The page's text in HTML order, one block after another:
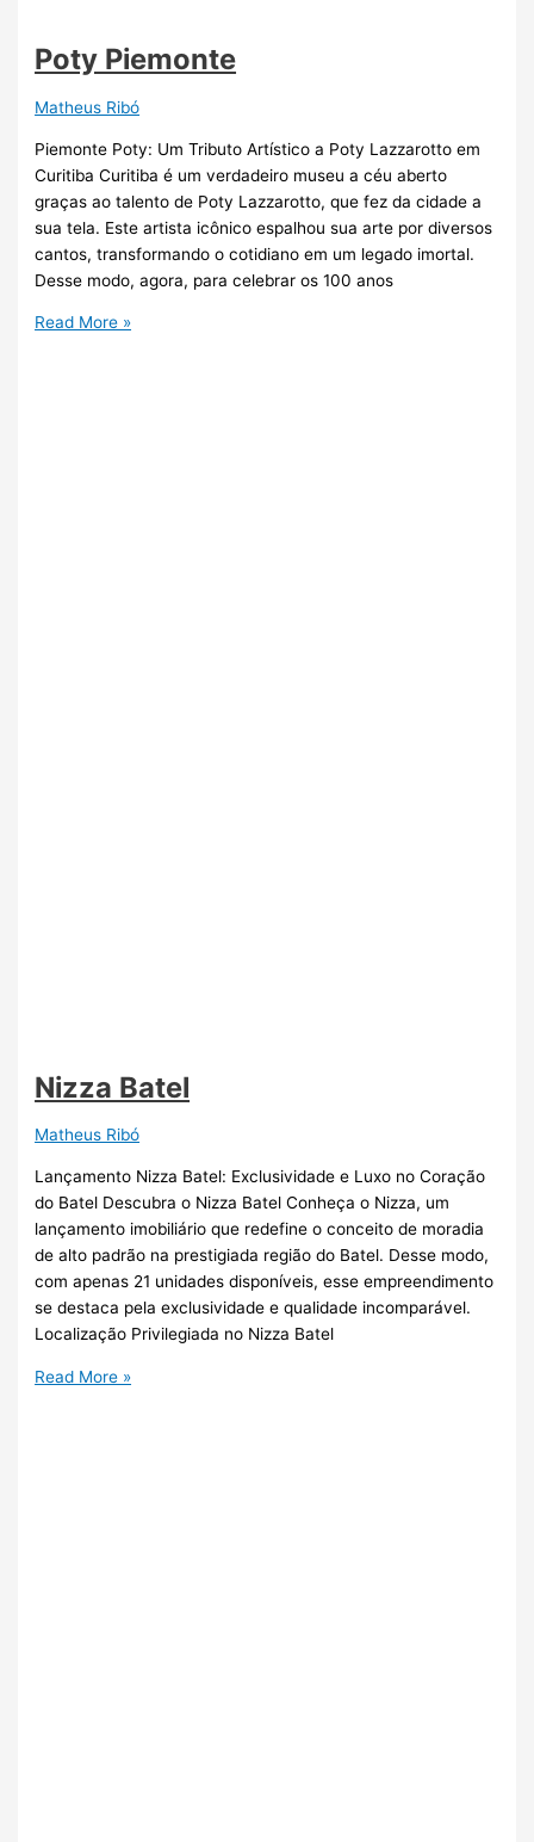
Poty Piemonte
Matheus Ribó
Piemonte Poty: Um Tributo Artístico a Poty Lazzarotto em
Curitiba Curitiba é um verdadeiro museu a céu aberto
graças ao talento de Poty Lazzarotto, que fez da cidade a
sua tela. Este artista icônico espalhou sua arte por diversos
cantos, transformando o cotidiano em um legado imortal.
Desse modo, agora, para celebrar os 100 anos
Read More »
Nizza Batel
Matheus Ribó
Lançamento Nizza Batel: Exclusividade e Luxo no Coração
do Batel Descubra o Nizza Batel Conheça o Nizza, um
lançamento imobiliário que redefine o conceito de moradia
de alto padrão na prestigiada região do Batel. Desse modo,
com apenas 21 unidades disponíveis, esse empreendimento
se destaca pela exclusividade e qualidade incomparável.
Localização Privilegiada no Nizza Batel
Read More »